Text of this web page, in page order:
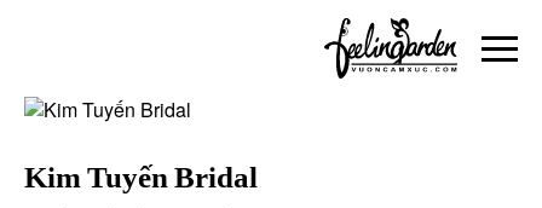
Kim Tuyến Bridal